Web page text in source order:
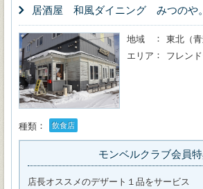
居酒屋 和風ダイニング みつのや。
地域
東北（青
エリア
フレン
種類 飲食店
モンベルクラブ会員
店長オススメのデザート１品をサービス